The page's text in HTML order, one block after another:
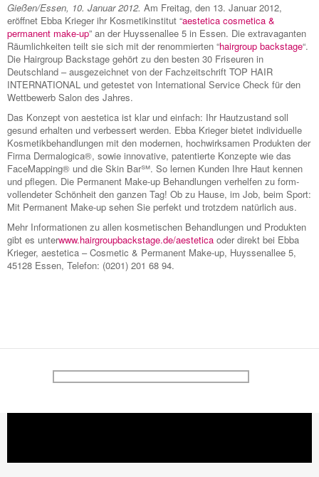
Gießen/Essen, 10. Januar 2012. Am Freitag, den 13. Januar 2012,
eröffnet Ebba Krieger ihr Kosmetikinstitut “aestetica cosmetica &
permanent make-up” an der Huyssenallee 5 in Essen. Die extravaganten
Räumlichkeiten teilt sie sich mit der renommierten “hairgroup backstage“.
Die Hairgroup Backstage gehört zu den besten 30 Friseuren in
Deutschland – ausgezeichnet von der Fachzeitschrift TOP HAIR
INTERNATIONAL und getestet von International Service Check für den
Wettbewerb Salon des Jahres.
Das Konzept von aestetica ist klar und einfach: Ihr Hautzustand soll
gesund erhalten und verbessert werden. Ebba Krieger bietet individuelle
Kosmetikbehandlungen mit den modernen, hochwirksamen Produkten der
Firma Dermalogica®, sowie innovative, patentierte Konzepte wie das
FaceMapping® und die Skin Bar℠. So lernen Kunden Ihre Haut kennen
und pflegen. Die Permanent Make-up Behandlungen verhelfen zu form-
vollendeter Schönheit den ganzen Tag! Ob zu Hause, im Job, beim Sport:
Mit Permanent Make-up sehen Sie perfekt und trotzdem natürlich aus.
Mehr Informationen zu allen kosmetischen Behandlungen und Produkten
gibt es unterwww.hairgroupbackstage.de/aestetica oder direkt bei Ebba
Krieger, aestetica – Cosmetic & Permanent Make-up, Huyssenallee 5,
45128 Essen, Telefon: (0201) 201 68 94.